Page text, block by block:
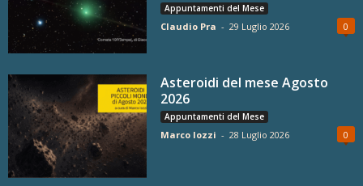
Appuntamenti del Mese
Claudio Pra - 29 Luglio 2026 0
Asteroidi del mese Agosto
2026
Appuntamenti del Mese
Marco Iozzi - 28 Luglio 2026 0